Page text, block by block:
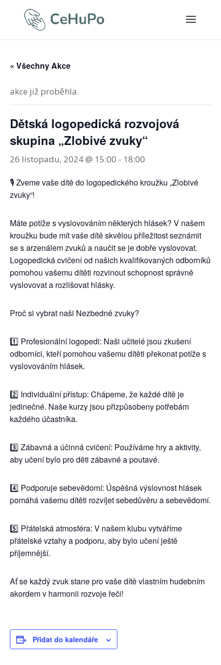
« Všechny Akce
akce již proběhla.
Dětská logopedická rozvojová
skupina „Zlobivé zvuky“
26 listopadu, 2024 @ 15:00 - 18:00
🎙 Zveme vaše dítě do logopedického kroužku „Zlobivé
zvuky“!
Máte potíže s vyslovováním některých hlásek? V našem
kroužku bude mít vaše dítě skvělou příležitost seznámit
se s arzenálem zvuků a naučit se je dobře vyslovovat.
Logopedická cvičení od našich kvalifikovaných odborníků
pomohou vašemu dítěti rozvinout schopnost správně
vyslovovat a rozlišovat hlásky.
Proč si vybrat naši Nezbedné zvuky?
1️⃣ Profesionální logopedi: Naši učitelé jsou zkušení
odborníci, kteří pomohou vašemu dítěti překonat potíže s
vyslovováním hlásek.
2️⃣ Individuální přístup: Chápeme, že každé dítě je
jedinečné. Naše kurzy jsou přizpůsobeny potřebám
každého účastníka.
3️⃣ Zábavná a účinná cvičení: Používáme hry a aktivity,
aby učení bylo pro děti zábavné a poutavé.
4️⃣ Podporuje sebevědomí: Úspěšná výslovnost hlásek
pomáhá vašemu dítěti rozvíjet sebedůvěru a sebevědomí.
5️⃣ Přátelská atmosféra: V našem klubu vytváříme
přátelské vztahy a podporu, aby bylo učení ještě
příjemnější.
Ať se každý zvuk stane pro vaše dítě vlastním hudebním
akordem v harmonii rozvoje řeči!
Přidat do kalendáře